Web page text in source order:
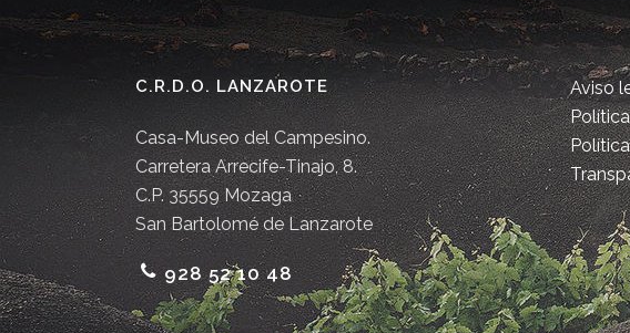
C.R.D.O. LANZAROTE
Casa-Museo del Campesino.
Carretera Arrecife-Tinajo, 8.
C.P. 35559 Mozaga
San Bartolomé de Lanzarote
928 52 10 48
Aviso